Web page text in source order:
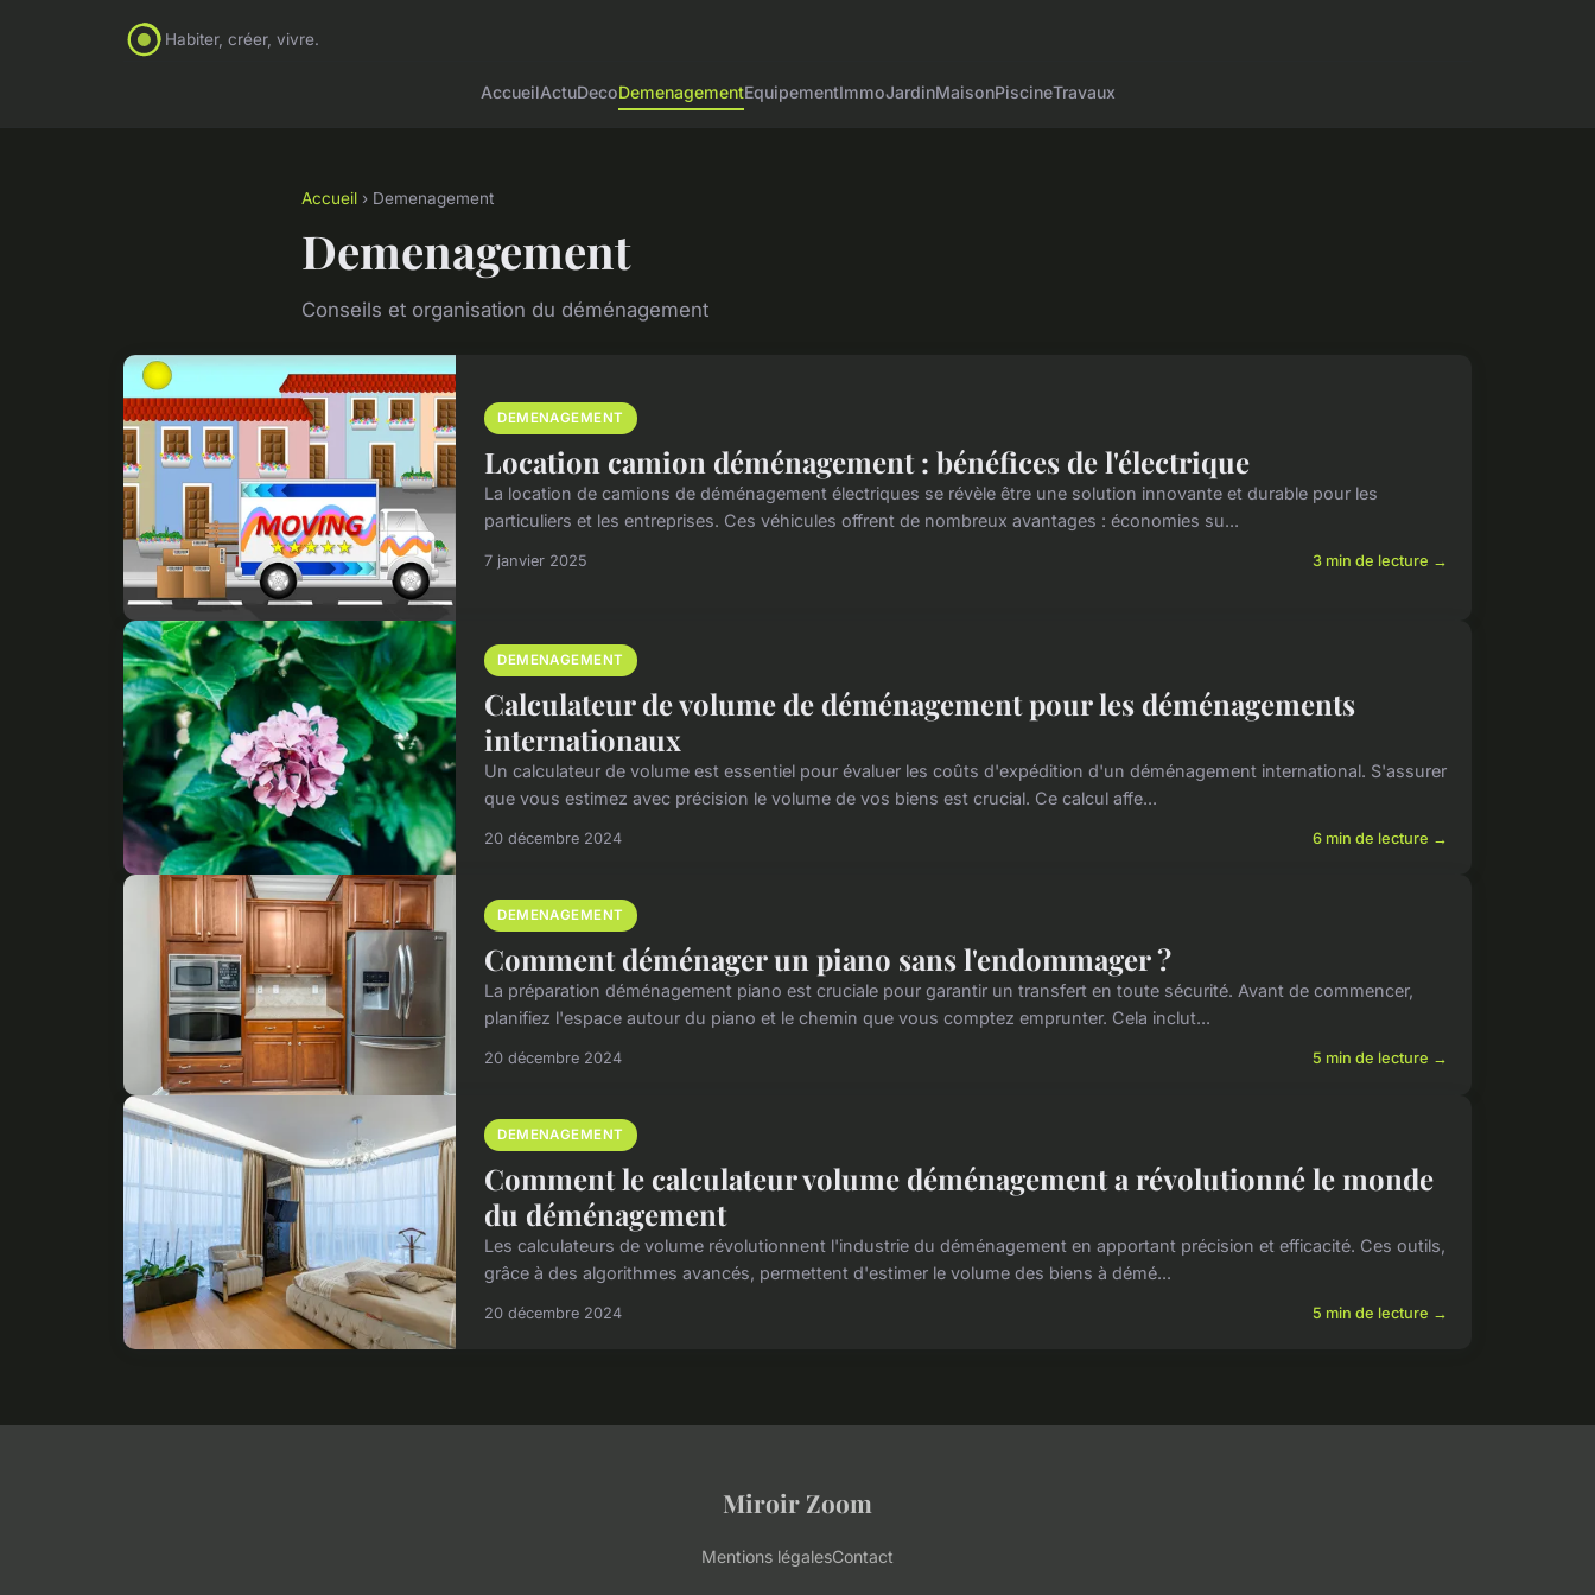
Habiter, créer, vivre.
AccueilActuDecoDemenagementEquipementImmoJardinMaisonPiscineTravaux
Accueil › Demenagement
Demenagement
Conseils et organisation du déménagement
DEMENAGEMENT
Location camion déménagement : bénéfices de l'électrique
La location de camions de déménagement électriques se révèle être une solution innovante et durable pour les
particuliers et les entreprises. Ces véhicules offrent de nombreux avantages : économies su...
7 janvier 2025 3 min de lecture →
DEMENAGEMENT
Calculateur de volume de déménagement pour les déménagements
internationaux
Un calculateur de volume est essentiel pour évaluer les coûts d'expédition d'un déménagement international. S'assurer
que vous estimez avec précision le volume de vos biens est crucial. Ce calcul affe...
20 décembre 2024 6 min de lecture →
DEMENAGEMENT
Comment déménager un piano sans l'endommager ?
La préparation déménagement piano est cruciale pour garantir un transfert en toute sécurité. Avant de commencer,
planifiez l'espace autour du piano et le chemin que vous comptez emprunter. Cela inclut...
20 décembre 2024 5 min de lecture →
DEMENAGEMENT
Comment le calculateur volume déménagement a révolutionné le monde
du déménagement
Les calculateurs de volume révolutionnent l'industrie du déménagement en apportant précision et efficacité. Ces outils,
grâce à des algorithmes avancés, permettent d'estimer le volume des biens à démé...
20 décembre 2024 5 min de lecture →
Miroir Zoom
Mentions légalesContact